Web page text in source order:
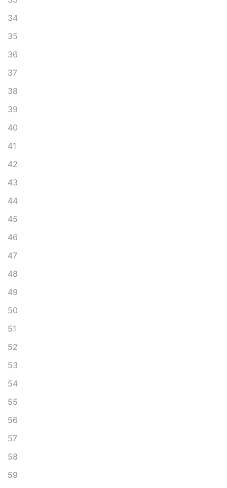
34
35
36
37
38
39
40
41
42
43
44
45
46
47
48
49
50
51
52
53
54
55
56
57
58
59